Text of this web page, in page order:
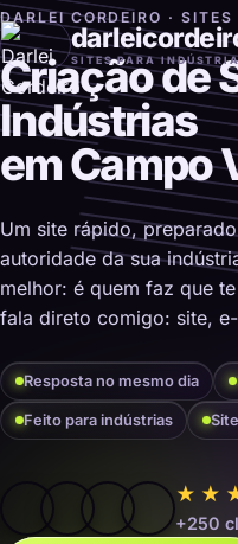
SITES PARA
DARLEI CORDEIRO ·
Criação de
Indústrias
em Campo
Um site rápido,
autoridade da sua
melhor: é quem faz que
fala direto comigo: site,
Resposta no mesmo dia
Feito para indústrias
+250